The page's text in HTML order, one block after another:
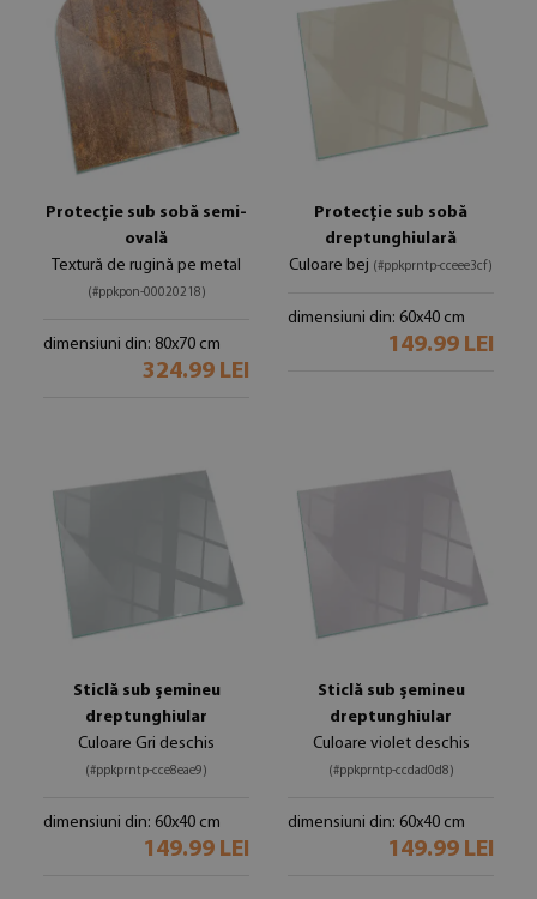
Protecție sub sobă semi-
ovală
Textură de rugină pe metal
(#ppkpon-00020218)
dimensiuni din: 80x70 cm
324.99 LEI
Protecție sub sobă
dreptunghiulară
Culoare bej (#ppkprntp-cceee3cf)
dimensiuni din: 60x40 cm
149.99 LEI
Sticlă sub șemineu
dreptunghiular
Culoare Gri deschis
(#ppkprntp-cce8eae9)
dimensiuni din: 60x40 cm
149.99 LEI
Sticlă sub șemineu
dreptunghiular
Culoare violet deschis
(#ppkprntp-ccdad0d8)
dimensiuni din: 60x40 cm
149.99 LEI